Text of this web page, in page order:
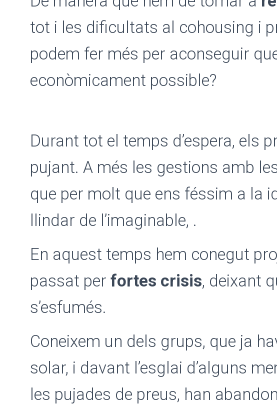
tot i les dificultats al cohousing i
podem fer més per aconseguir
econòmicament possible?
Durant tot el temps d’espera, els
pujant. A més les gestions amb
que per molt que ens féssim a la
llindar de l’imaginable, .
En aquest temps hem conegut
passat per fortes crisis, deixant
s’esfumés.
Coneixem un dels grups, que ja
solar, i davant l’esglai d’alguns
les pujades de preus, han